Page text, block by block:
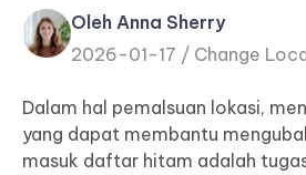
untuk
iOS
Tenorshare
PDNob
Baru
Oleh Anna Sherry
2026-01-17 / Change
Dalam hal pemalsuan lokasi,
yang dapat membantu
masuk daftar hitam adalah